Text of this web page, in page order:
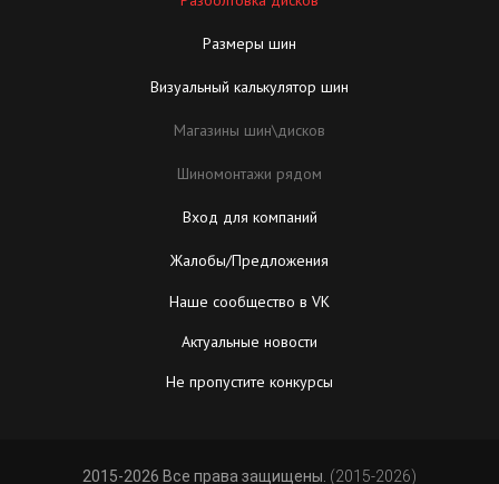
Размеры шин
Визуальный калькулятор шин
Магазины шин\дисков
Шиномонтажи рядом
Вход для компаний
Жалобы/Предложения
Наше сообщество в VK
Актуальные новости
Не пропустите конкурсы
2015-2026 Все права защищены. (2015-2026)